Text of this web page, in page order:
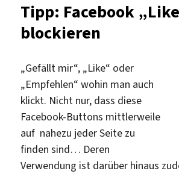
Tipp: Facebook
blockieren
„Gefällt mir“, „Like“ oder
„Empfehlen“ wohin man auch
klickt. Nicht nur, dass diese
Facebook-Buttons mittlerweile
auf nahezu jeder Seite zu
finden sind… Deren
Verwendung ist darüber hinaus